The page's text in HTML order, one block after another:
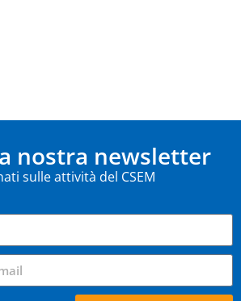
nostra newsletter
sulle attività del CSEM